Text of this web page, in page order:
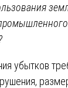
убытков